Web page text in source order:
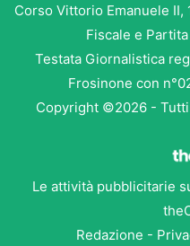
Corso Vittorio Emanuele II,
Fiscale e
Testata Giornalistica
Frosinone con
Copyright ©2026 -
Le attività pubblicitarie
Redazione -